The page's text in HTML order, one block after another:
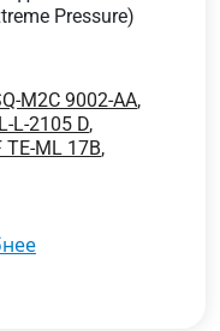
Pressure)
M2C 9002-AA,
L-2105 D,
TE-ML 17B,